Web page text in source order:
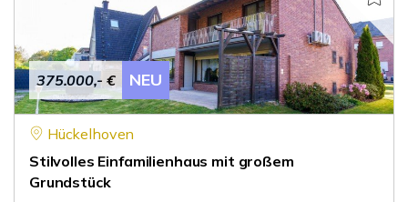
375.000,- € NEU
Hückelhoven
Stilvolles Einfamilienhaus mit großem
Grundstück